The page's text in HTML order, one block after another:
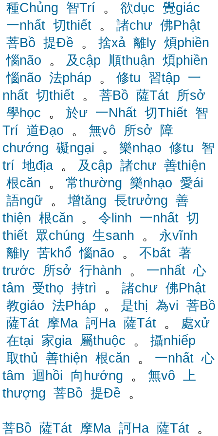
種Chủng 智Trí 。 欲dục 覺giác
一nhất 切thiết 。 諸chư 佛Phật
菩Bồ 提Đề 。 捨xả 離ly 煩phiền
惱não 。 及cập 順thuận 煩phiền
惱não 法pháp 。 修tu 習tập 一
nhất 切thiết 。 菩Bồ 薩Tát 所sở
學học 。 於ư 一Nhất 切Thiết 智
Trí 道Đạo 。 無vô 所sở
障
chướng 礙ngại 。 樂nhạo 修tu 智
trí 地địa 。 及cập 諸chư 善thiện
根căn 。 常thường 樂nhạo 愛ái
語ngữ 。 增tăng 長trưởng 善
thiện 根căn 。 令linh 一nhất 切
thiết 眾chúng 生sanh 。 永vĩnh
離ly 苦khổ 惱não 。 不bất 著
trước
所sở 行hành 。 一nhất 心
tâm 受thọ 持trì 。 諸chư 佛Phật
教giáo 法Pháp 。 是thị 為vi 菩Bồ
薩Tát 摩Ma 訶Ha 薩Tát 。 處xử
在tại 家gia 屬thuộc 。 攝nhiếp
取thủ 善thiện 根căn 。 一nhất 心
tâm 迴hồi 向hướng 。 無vô 上
thượng 菩Bồ 提Đề 。
菩Bồ 薩Tát 摩Ma 訶Ha 薩Tát 。